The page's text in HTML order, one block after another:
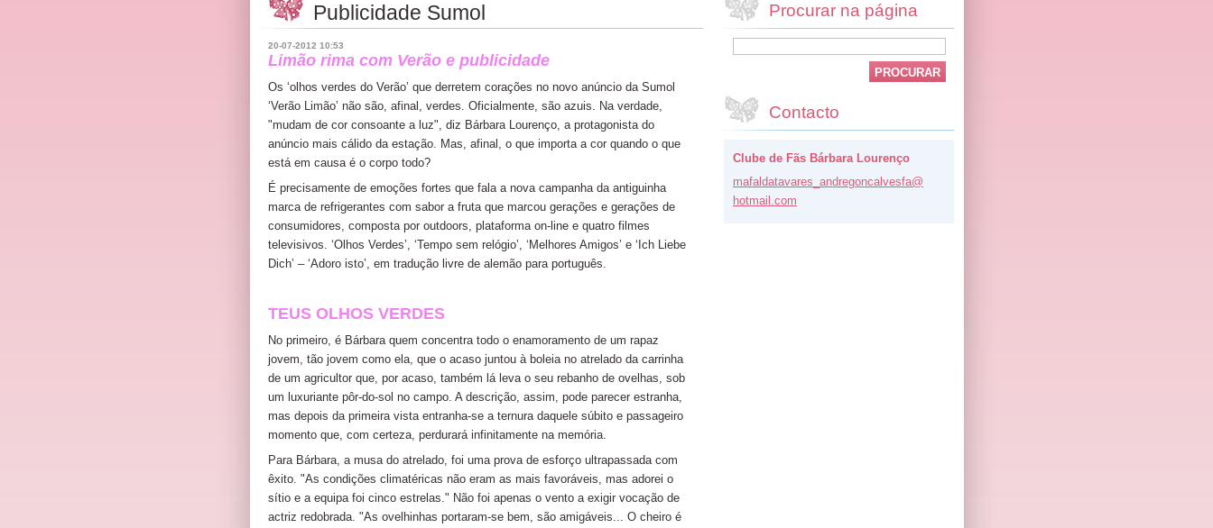
Publicidade Sumol
20-07-2012 10:53
Limão rima com Verão e publicidade
Os ‘olhos verdes do Verão’ que derretem corações no novo anúncio da Sumol
‘Verão Limão’ não são, afinal, verdes. Oficialmente, são azuis. Na verdade,
"mudam de cor consoante a luz", diz Bárbara Lourenço, a protagonista do
anúncio mais cálido da estação. Mas, afinal, o que importa a cor quando o que
está em causa é o corpo todo?
É precisamente de emoções fortes que fala a nova campanha da antiguinha
marca de refrigerantes com sabor a fruta que marcou gerações e gerações de
consumidores, composta por outdoors, plataforma on-line e quatro filmes
televisivos. ‘Olhos Verdes’, ‘Tempo sem relógio’, ‘Melhores Amigos’ e ‘Ich Liebe
Dich’ – ‘Adoro isto’, em tradução livre de alemão para português.
TEUS OLHOS VERDES
No primeiro, é Bárbara quem concentra todo o enamoramento de um rapaz
jovem, tão jovem como ela, que o acaso juntou à boleia no atrelado da carrinha
de um agricultor que, por acaso, também lá leva o seu rebanho de ovelhas, sob
um luxuriante pôr-do-sol no campo. A descrição, assim, pode parecer estranha,
mas depois da primeira vista entranha-se a ternura daquele súbito e passageiro
momento que, com certeza, perdurará infinitamente na memória.
Para Bárbara, a musa do atrelado, foi uma prova de esforço ultrapassada com
êxito. "As condições climatéricas não eram as mais favoráveis, mas adorei o
sítio e a equipa foi cinco estrelas." Não foi apenas o vento a exigir vocação de
actriz redobrada. "As ovelhinhas portaram-se bem, são amigáveis... O cheiro é
Procurar na página
Contacto
Clube de Fãs Bárbara Lourenço
mafaldatavares_andregoncalvesfa@
hotmail.com